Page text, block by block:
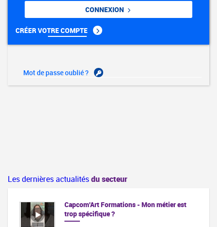
CONNEXION
CRÉER VOTRE COMPTE
Mot de passe oublié ?
Les dernières actualitésdu secteur
Capcom'Art Formations - Mon métier est
trop spécifique ?